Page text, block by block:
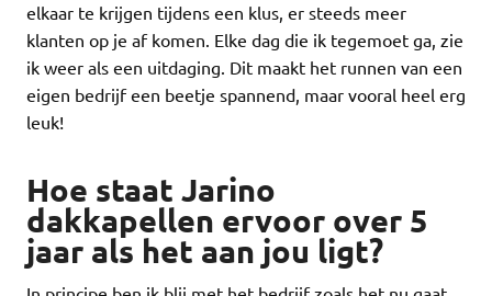
elkaar te krijgen tijdens een klus, er steeds meer
klanten op je af komen. Elke dag die ik tegemoet ga, zie
ik weer als een uitdaging. Dit maakt het runnen van een
eigen bedrijf een beetje spannend, maar vooral heel erg
leuk!
Hoe staat Jarino
dakkapellen ervoor over 5
jaar als het aan jou ligt?